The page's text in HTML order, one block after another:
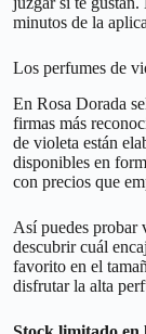
minutos de la
Los perfumes de
En Rosa Dorada
firmas más
de violeta están
disponibles en
con precios que
Así puedes probar
descubrir cuál
favorito en el
disfrutar la alta